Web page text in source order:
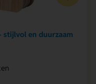
en duurzaam